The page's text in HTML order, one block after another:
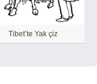
Tibet’te Yak çiz